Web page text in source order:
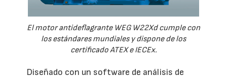
El motor antideflagrante WEG W22Xd cumple con
los estándares mundiales y dispone de los
certificado ATEX e IECEx.
Diseñado con un software de análisis de